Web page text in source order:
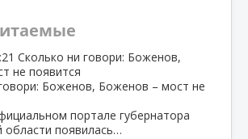
Сколько ни говори: Боженов,
не появится
портале губернатора
области появилась…